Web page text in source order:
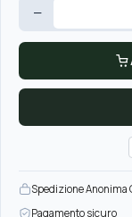
−
Spedizione Anonima
Pagamento sicuro